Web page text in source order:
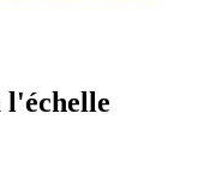
l'échelle